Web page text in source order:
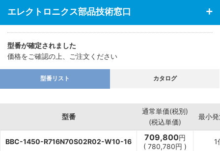
エレクトロニクス部品技術窓口
型番が確定されました
価格をご確認の上、ご注文ください
型番リスト カタログ
型番
通常単価(税別)
(税込単価)
最小
BBC-1450-R716N70S02R02-W10-16 709,800円
( 780,780円 )
1